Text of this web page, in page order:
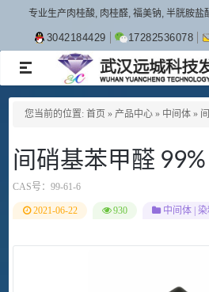
专业生产肉桂酸, 肉桂醛, 福美钠, 半胱胺盐
3042184429 17282536078
TOGGLE
NAVIGATION
您当前的位置: 首页 » 产品中心 » 中间体 »
间硝基苯甲醛 99%
CAS号： 99-61-6
2021-06-22 930 中间体|